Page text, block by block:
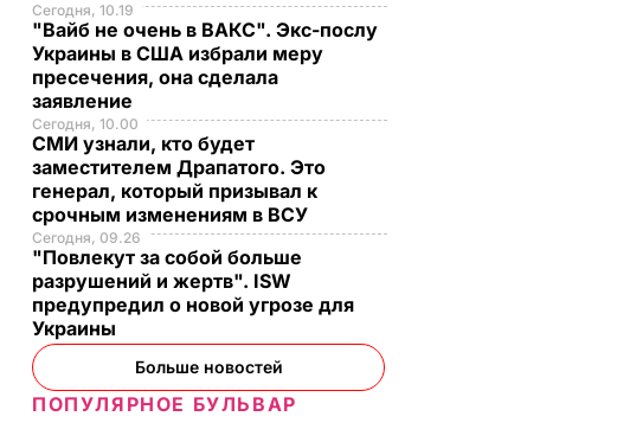
Сегодня, 10.19
"Вайб не очень в ВАКС". Экс-послу
Украины в США избрали меру
пресечения, она сделала
заявление
Сегодня, 10.00
СМИ узнали, кто будет
заместителем Драпатого. Это
генерал, который призывал к
срочным изменениям в ВСУ
Сегодня, 09.26
"Повлекут за собой больше
разрушений и жертв". ISW
предупредил о новой угрозе для
Украины
Больше новостей
ПОПУЛЯРНОЕ БУЛЬВАР